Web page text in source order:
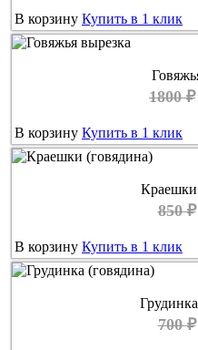
В корзину Купить в 1 клик
1800 ₽
В корзину Купить в 1 клик
Краешки
850 ₽
В корзину Купить в 1 клик
700 ₽